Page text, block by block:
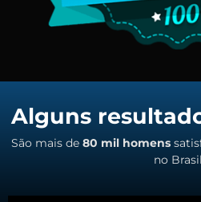
Alguns
São mais de 80 mil homens
no